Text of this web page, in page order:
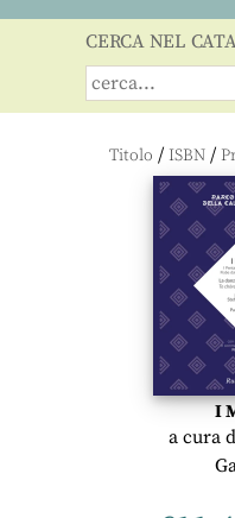
CERCA NEL
Titolo / ISBN /
I
a cura